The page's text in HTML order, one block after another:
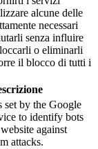
alcune delle
necessari
senza influire
o eliminarli
il blocco di tutti i
set by the Google
to identify bots
against
attacks.